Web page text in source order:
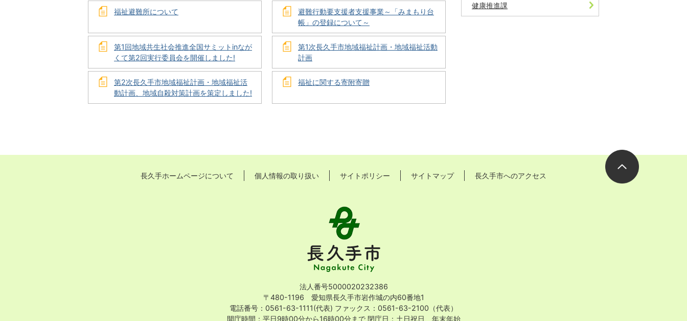
福祉避難所について
避難行動要支援者支援事業～「みまもり台
帳」の登録について～
第1回地域共生社会推進全国サミットinなが
くて第2回実行委員会を開催しました!
第1次長久手市地域福祉計画・地域福祉活動
計画
第2次長久手市地域福祉計画・地域福祉活
動計画、地域自殺対策計画を策定しました!
福祉に関する寄附寄贈
健康推進課
長久手ホームページについて 個人情報の取り扱い サイトポリシー サイトマップ 長久手市へのアクセス
Nagakute
City
法人番号5000020232386
〒480-1196 愛知県長久手市岩作城の内60番地1
電話番号：0561-63-1111(代表) ファックス：0561-63-2100（代表）
開庁時間：平日9時00分から16時00分まで 閉庁日：土日祝日、年末年始